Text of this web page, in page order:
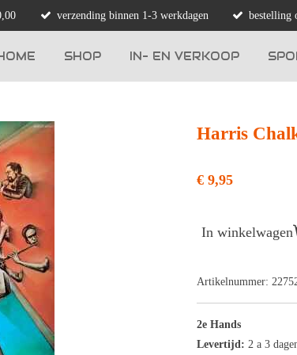
verzending binnen 1-3 werkdagen bestelling
SHOP IN- EN VERKOOP
Harris
€ 9,95
In winkelwagen
Artikelnummer:
2e Hands
Levertijd: 2 a 3